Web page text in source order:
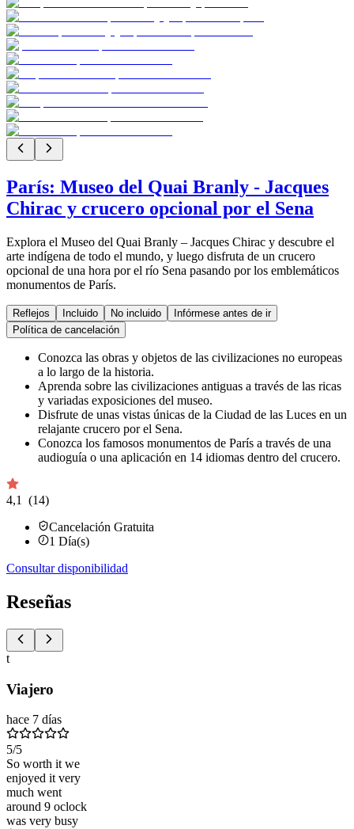
París: Museo del Quai Branly - Jacques
Chirac y crucero opcional por el Sena
Explora el Museo del Quai Branly – Jacques Chirac y descubre el
arte indígena de todo el mundo, y luego disfruta de un crucero
opcional de una hora por el río Sena pasando por los emblemáticos
monumentos de París.
Reflejos Incluido No incluido
Infórmese antes de ir
Política de cancelación
Conozca las obras y objetos de las civilizaciones no europeas
a lo largo de la historia.
Aprenda sobre las civilizaciones antiguas a través de las ricas
y variadas exposiciones del museo.
Disfrute de unas vistas únicas de la Ciudad de las Luces en un
relajante crucero por el Sena.
Conozca los famosos monumentos de París a través de una
audioguía o una aplicación en 14 idiomas dentro del crucero.
4,1
(14)
Cancelación Gratuita
1 Día(s)
Consultar disponibilidad
Reseñas
t
Viajero
hace 7 días
5/5
So worth it we
enjoyed it very
much went
around 9 oclock
was very busy